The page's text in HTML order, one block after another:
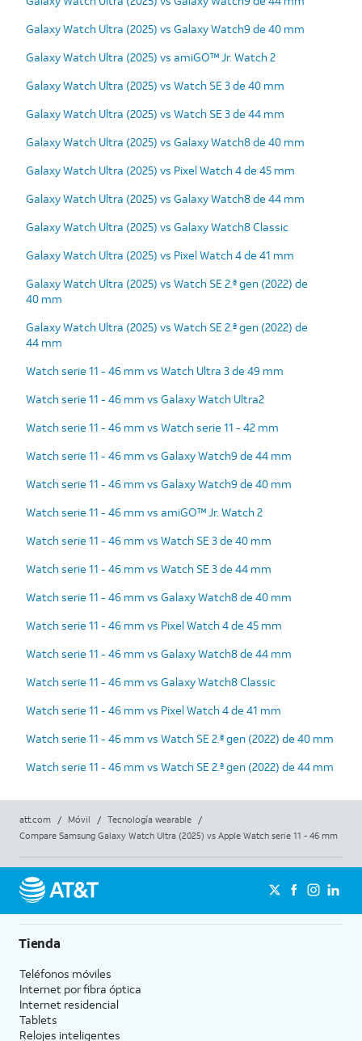
Galaxy Watch Ultra (2025) vs Galaxy Watch9 de 40 mm
Galaxy Watch Ultra (2025) vs amiGO™ Jr. Watch 2
Galaxy Watch Ultra (2025) vs Watch SE 3 de 40 mm
Galaxy Watch Ultra (2025) vs Watch SE 3 de 44 mm
Galaxy Watch Ultra (2025) vs Galaxy Watch8 de 40 mm
Galaxy Watch Ultra (2025) vs Pixel Watch 4 de 45 mm
Galaxy Watch Ultra (2025) vs Galaxy Watch8 de 44 mm
Galaxy Watch Ultra (2025) vs Galaxy Watch8 Classic
Galaxy Watch Ultra (2025) vs Pixel Watch 4 de 41 mm
Galaxy Watch Ultra (2025) vs Watch SE 2.ª gen (2022) de
40 mm
Galaxy Watch Ultra (2025) vs Watch SE 2.ª gen (2022) de
44 mm
Watch serie 11 - 46 mm vs Watch Ultra 3 de 49 mm
Watch serie 11 - 46 mm vs Galaxy Watch Ultra2
Watch serie 11 - 46 mm vs Watch serie 11 - 42 mm
Watch serie 11 - 46 mm vs Galaxy Watch9 de 44 mm
Watch serie 11 - 46 mm vs Galaxy Watch9 de 40 mm
Watch serie 11 - 46 mm vs amiGO™ Jr. Watch 2
Watch serie 11 - 46 mm vs Watch SE 3 de 40 mm
Watch serie 11 - 46 mm vs Watch SE 3 de 44 mm
Watch serie 11 - 46 mm vs Galaxy Watch8 de 40 mm
Watch serie 11 - 46 mm vs Pixel Watch 4 de 45 mm
Watch serie 11 - 46 mm vs Galaxy Watch8 de 44 mm
Watch serie 11 - 46 mm vs Galaxy Watch8 Classic
Watch serie 11 - 46 mm vs Pixel Watch 4 de 41 mm
Watch serie 11 - 46 mm vs Watch SE 2.ª gen (2022) de 40 mm
Watch serie 11 - 46 mm vs Watch SE 2.ª gen (2022) de 44 mm
att.com / Móvil / Tecnología wearable
/
Compare Samsung Galaxy Watch Ultra (2025) vs Apple Watch serie 11 - 46 mm
Tienda
Teléfonos móviles
Internet por fibra óptica
Internet residencial
Tablets
Relojes inteligentes